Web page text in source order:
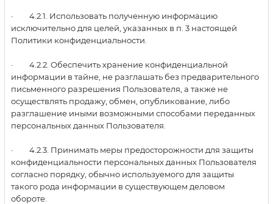
· 4.2.1. Использовать полученную информацию
исключительно для целей, указанных в п. 3 настоящей
Политики конфиденциальности.
· 4.2.2. Обеспечить хранение конфиденциальной
информации в тайне, не разглашать без предварительного
письменного разрешения Пользователя, а также не
осуществлять продажу, обмен, опубликование, либо
разглашение иными возможными способами переданных
персональных данных Пользователя.
· 4.2.3. Принимать меры предосторожности для защиты
конфиденциальности персональных данных Пользователя
согласно порядку, обычно используемого для защиты
такого рода информации в существующем деловом
обороте.